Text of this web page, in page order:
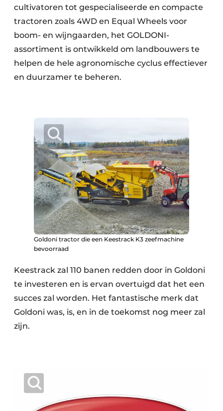
cultivatoren tot gespecialiseerde en compacte
tractoren zoals 4WD en Equal Wheels voor
boom- en wijngaarden, het GOLDONI-
assortiment is ontwikkeld om landbouwers te
helpen de hele agronomische cyclus effectiever
en duurzamer te beheren.
Goldoni tractor die een Keestrack K3 zeefmachine
bevoorraad
Keestrack zal 110 banen redden door in Goldoni
te investeren en is ervan overtuigd dat het een
succes zal worden. Het fantastische merk dat
Goldoni was, is, en in de toekomst nog meer zal
zijn.